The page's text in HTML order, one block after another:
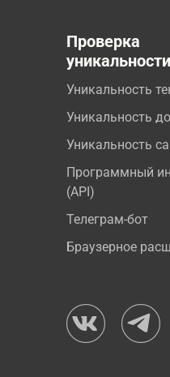
Проверка
уникальности
Уникальность
Уникальность
Уникальность
Программный
(API)
Телеграм-бот
Браузерное